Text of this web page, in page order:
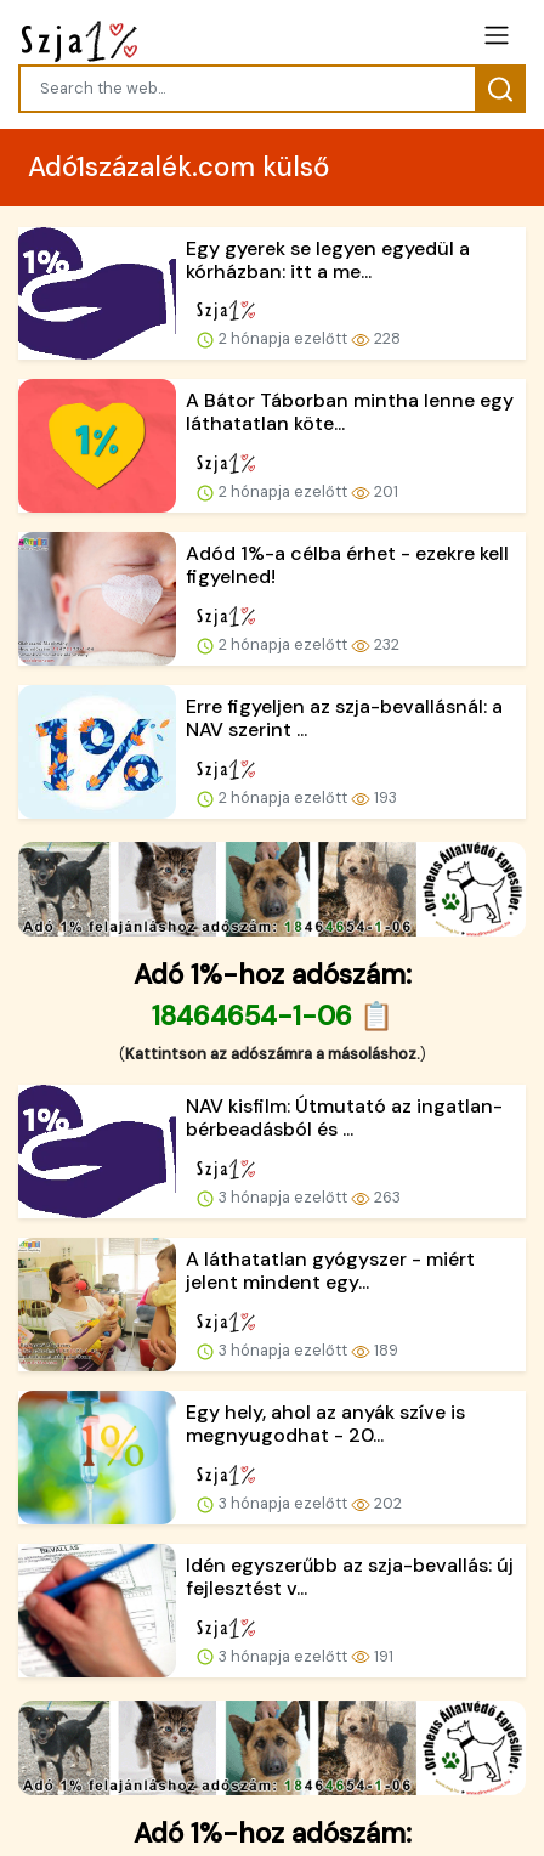
Adó1százalék.com külső
Egy gyerek se legyen egyedül a
kórházban: itt a me...
2 hónapja ezelőtt 228
A Bátor Táborban mintha lenne egy
láthatatlan köte...
2 hónapja ezelőtt 201
Adód 1%-a célba érhet - ezekre kell
figyelned!
2 hónapja ezelőtt 232
Erre figyeljen az szja-bevallásnál: a
NAV szerint ...
2 hónapja ezelőtt 193
Adó 1%-hoz adószám:
18464654-1-06 📋
(Kattintson az adószámra a másoláshoz.)
NAV kisfilm: Útmutató az ingatlan-
bérbeadásból és ...
3 hónapja ezelőtt 263
A láthatatlan gyógyszer - miért
jelent mindent egy...
3 hónapja ezelőtt 189
Egy hely, ahol az anyák szíve is
megnyugodhat - 20...
3 hónapja ezelőtt 202
Idén egyszerűbb az szja-bevallás: új
fejlesztést v...
3 hónapja ezelőtt 191
Adó 1%-hoz adószám: